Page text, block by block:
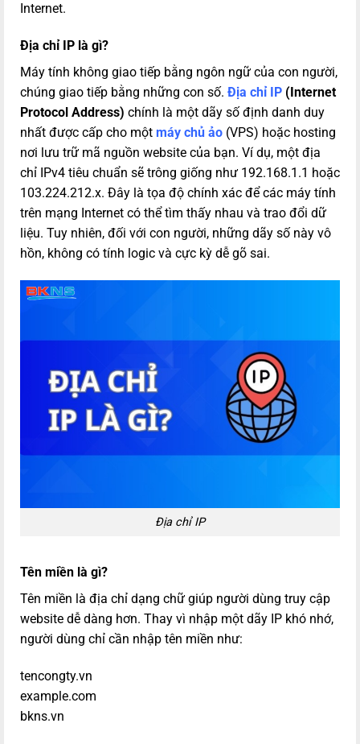
Internet.
Địa chỉ IP là gì?
Máy tính không giao tiếp bằng ngôn ngữ của con người,
chúng giao tiếp bằng những con số. Địa chỉ IP (Internet
Protocol Address) chính là một dãy số định danh duy
nhất được cấp cho một máy chủ ảo (VPS) hoặc hosting
nơi lưu trữ mã nguồn website của bạn. Ví dụ, một địa
chỉ IPv4 tiêu chuẩn sẽ trông giống như 192.168.1.1 hoặc
103.224.212.x. Đây là tọa độ chính xác để các máy tính
trên mạng Internet có thể tìm thấy nhau và trao đổi dữ
liệu. Tuy nhiên, đối với con người, những dãy số này vô
hồn, không có tính logic và cực kỳ dễ gõ sai.
Địa chỉ IP
Tên miền là gì?
Tên miền là địa chỉ dạng chữ giúp người dùng truy cập
website dễ dàng hơn. Thay vì nhập một dãy IP khó nhớ,
người dùng chỉ cần nhập tên miền như:
tencongty.vn
example.com
bkns.vn